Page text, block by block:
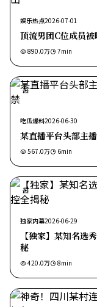
娱乐热点2026-07-01
顶流男团C位成员
890.0万 7min
热
吃瓜爆料2026-06-30
某直播平台头部主
567.0万 6min
热
独家内幕2026-06-29
【独家】某知名选
秘
420.0万 8min